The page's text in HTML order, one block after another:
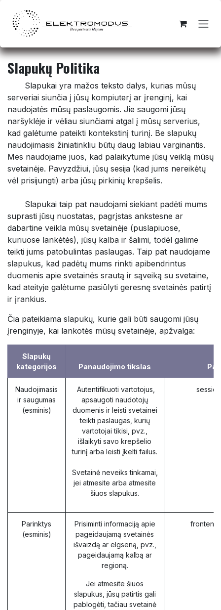
Slapukų Politika
​Slapukai yra mažos teksto dalys, kurias mūsų
serveriai siunčia į jūsų kompiuterį ar įrenginį, kai
naudojatės mūsų paslaugomis. Jie saugomi jūsų
naršyklėje ir vėliau siunčiami atgal į mūsų serverius,
kad galėtume pateikti kontekstinį turinį. Be slapukų
naudojimasis žiniatinkliu būtų daug labiau varginantis.
Mes naudojame juos, kad palaikytume jūsų veiklą mūsų
svetainėje. Pavyzdžiui, jūsų sesija (kad jums nereikėtų
vėl prisijungti) arba jūsų pirkinių krepšelis.
​Slapukai taip pat naudojami siekiant padėti mums
suprasti jūsų nuostatas, pagrįstas ankstesne ar
dabartine veikla mūsų svetainėje (puslapiuose,
kuriuose lankėtės), jūsų kalba ir šalimi, todėl galime
teikti jums patobulintas paslaugas. Taip pat naudojame
slapukus, kad padėtų mums rinkti apibendrintus
duomenis apie svetainės srautą ir sąveiką su svetaine,
kad ateityje galėtume pasiūlyti geresnę svetainės patirtį
ir įrankius.
Čia pateikiama slapukų, kurie gali būti saugomi jūsų
įrenginyje, kai lankotės mūsų svetainėje, apžvalga:
Slapukų
kategorijos
Panaudojimo tikslas
Naudojimasis
ir saugumas
(esminis)
Autentifikuoti vartotojus,
apsaugoti naudotojų
duomenis ir leisti svetainei
teikti paslaugas, kurių
vartotojai tikisi, pvz.,
išlaikyti savo krepšelio
turinį arba leisti įkelti failus.
Svetainė neveiks tinkamai,
jei atmesite arba atmesite
šiuos slapukus.
Parinktys
(esminis)
Prisiminti informaciją apie
pageidaujamą svetainės
išvaizdą ar elgseną, pvz.,
pageidaujamą kalbą ar
regioną.
Jei atmesite šiuos
slapukus, jūsų patirtis gali
pablogėti, tačiau svetainė